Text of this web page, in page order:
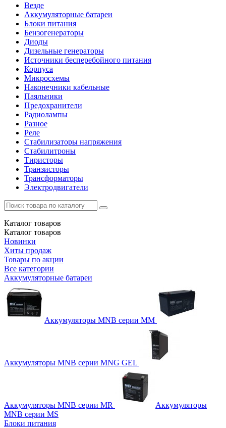
Везде
Аккумуляторные батареи
Блоки питания
Бензогенераторы
Диоды
Дизельные генераторы
Источники бесперебойного питания
Корпуса
Микросхемы
Наконечники кабельные
Паяльники
Предохранители
Радиолампы
Разное
Реле
Стабилизаторы напряжения
Стабилитроны
Тиристоры
Транзисторы
Трансформаторы
Электродвигатели
Каталог товаров
Каталог товаров
Новинки
Хиты продаж
Товары по акции
Все категории
Аккумуляторные батареи
Аккумуляторы MNB серии MM
Аккумуляторы MNB серии MNG GEL
Аккумуляторы MNB серии MR
Аккумуляторы
MNB серии MS
Блоки питания